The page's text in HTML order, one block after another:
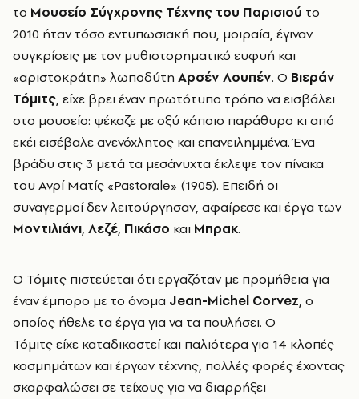
το Μουσείο Σύγχρονης Τέχνης του Παρισιού το
2010 ήταν τόσο εντυπωσιακή που, μοιραία, έγιναν
συγκρίσεις με τον μυθιστορηματικό ευφυή και
«αριστοκράτη» λωποδύτη Αρσέν Λουπέν. Ο Βιεράν
Τόμιτς, είχε βρει έναν πρωτότυπο τρόπο να εισβάλει
στο μουσείο: ψέκαζε με οξύ κάποιο παράθυρο κι από
εκέι εισέβαλε ανενόχλητος και επανειλημμένα. Ένα
βράδυ στις 3 μετά τα μεσάνυχτα έκλεψε τον πίνακα
του Ανρί Ματίς «Pastorale» (1905). Επειδή οι
συναγερμοί δεν λειτούργησαν, αφαίρεσε και έργα των
Μοντιλιάνι, Λεζέ, Πικάσο και Μπρακ.
Ο Τόμιτς πιστεύεται ότι εργαζόταν με προμήθεια για
έναν έμπορο με το όνομα Jean-Michel Corvez, ο
οποίος ήθελε τα έργα για να τα πουλήσει. Ο
Τόμιτς είχε καταδικαστεί και παλιότερα για 14 κλοπές
κοσμημάτων και έργων τέχνης, πολλές φορές έχοντας
σκαρφαλώσει σε τείχους για να διαρρήξει